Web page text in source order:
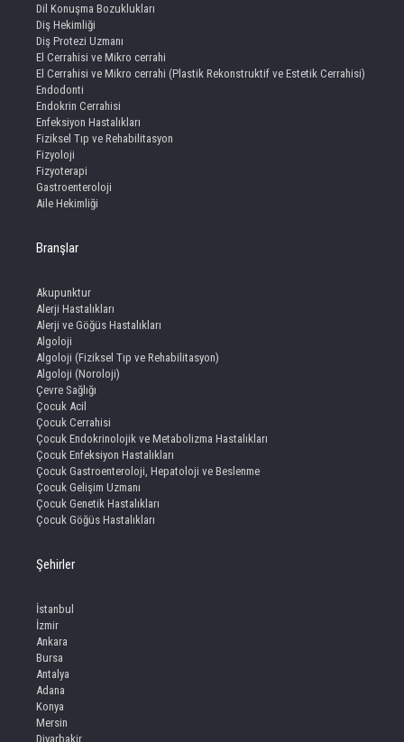
Dil Konuşma Bozuklukları
Diş Hekimliği
Diş Protezi Uzmanı
El Cerrahisi ve Mikro cerrahi
El Cerrahisi ve Mikro cerrahi (Plastik Rekonstruktif ve Estetik Cerrahisi)
Endodonti
Endokrin Cerrahisi
Enfeksiyon Hastalıkları
Fiziksel Tıp ve Rehabilitasyon
Fizyoloji
Fizyoterapi
Gastroenteroloji
Aile Hekimliği
Branşlar
Akupunktur
Alerji Hastalıkları
Alerji ve Göğüs Hastalıkları
Algoloji
Algoloji (Fiziksel Tıp ve Rehabilitasyon)
Algoloji (Noroloji)
Çevre Sağlığı
Çocuk Acil
Çocuk Cerrahisi
Çocuk Endokrinolojik ve Metabolizma Hastalıkları
Çocuk Enfeksiyon Hastalıkları
Çocuk Gastroenteroloji, Hepatoloji ve Beslenme
Çocuk Gelişim Uzmanı
Çocuk Genetik Hastalıkları
Çocuk Göğüs Hastalıkları
Şehirler
İstanbul
İzmir
Ankara
Bursa
Antalya
Adana
Konya
Mersin
Diyarbakir